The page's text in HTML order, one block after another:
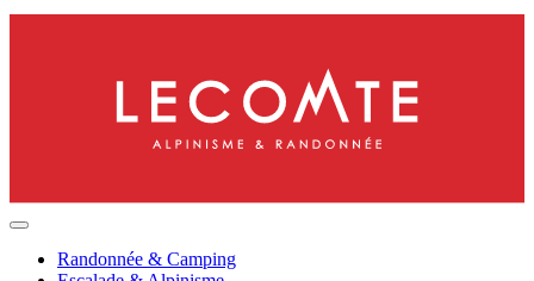
Randonnée & Camping